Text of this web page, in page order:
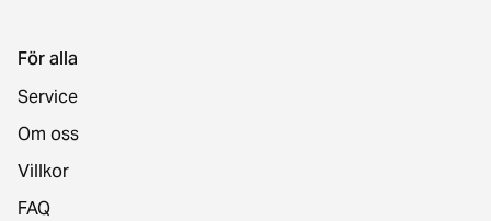
För alla
Service
Om oss
Villkor
FAQ